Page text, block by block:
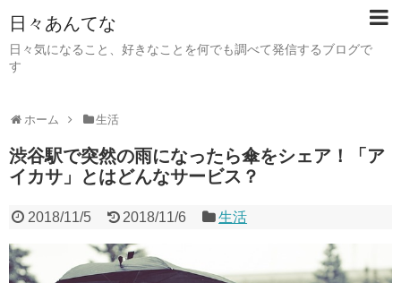
日々あんてな
日々気になること、好きなことを何でも調べて発信するブログで
す
ホーム 生活
渋谷駅で突然の雨になったら傘をシェア！「ア
イカサ」とはどんなサービス？
2018/11/5 2018/11/6 生活